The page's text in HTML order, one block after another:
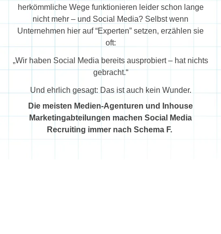
herkömmliche Wege funktionieren leider schon lange
nicht mehr – und Social Media? Selbst wenn
Unternehmen hier auf “Experten” setzen, erzählen sie
oft:
„Wir haben Social Media bereits ausprobiert – hat nichts
gebracht.“
Und ehrlich gesagt: Das ist auch kein Wunder.
Die meisten Medien-Agenturen und Inhouse
Marketingabteilungen machen Social Media
Recruiting immer nach Schema F.